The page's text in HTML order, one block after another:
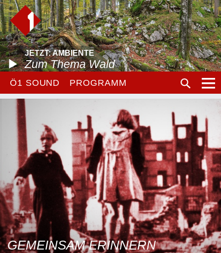
JETZT: AMBIENTE
Zum Thema Wald
Ö1 SOUND PROGRAMM
GEMEINSAM ERINNERN